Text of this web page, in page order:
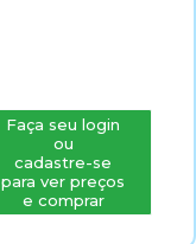
Faça seu login
ou
cadastre-se
para ver preços
e comprar